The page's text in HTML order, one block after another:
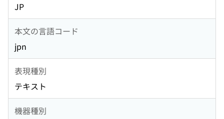
JP
本文の言語コード
jpn
表現種別
テキスト
機器種別